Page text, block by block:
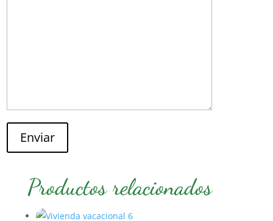
Enviar
Productos relacionados